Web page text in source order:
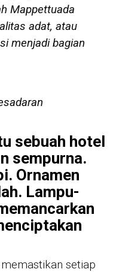
Mappettuada
adat, atau
menjadi bagian
sebuah hotel
sempurna.
Ornamen
Lampu-
setiap